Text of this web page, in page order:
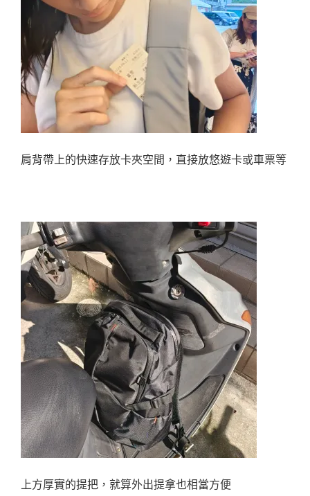
肩背帶上的快速存放卡夾空間，直接放悠遊卡或車票等
上方厚實的提把，就算外出提拿也相當方便